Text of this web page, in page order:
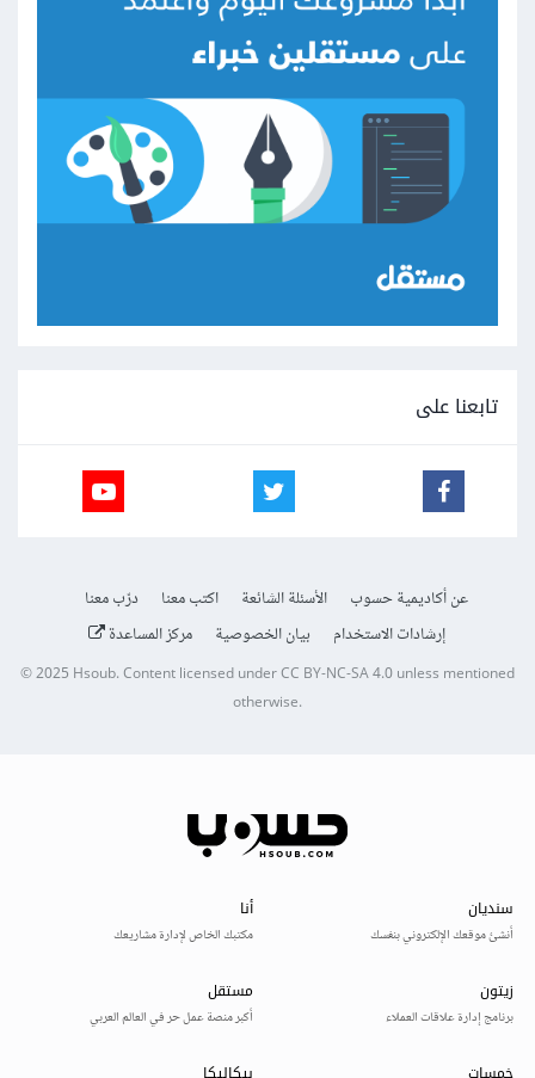
تابعنا على
عن أكاديمية حسوب الأسئلة الشائعة اكتب معنا
درّب معنا
إرشادات الاستخدام
بيان الخصوصية مركز المساعدة
© 2025Hsoub.Content licensed underCC BY-NC-SA 4.0unless mentioned
otherwise.